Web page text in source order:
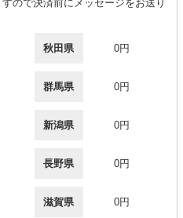
ので決済前にメッセージをお送り
秋田県 0円
群馬県 0円
新潟県 0円
長野県 0円
滋賀県 0円